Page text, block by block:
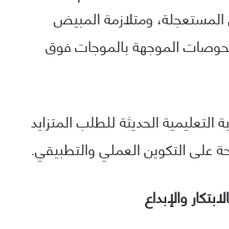
المستعجلة، ومتلازمة المبيض
الموجهة بالموجات فوق
الحديثة للطلب المتزايد
التكوين العملي والتطبيقي.
والإبداع